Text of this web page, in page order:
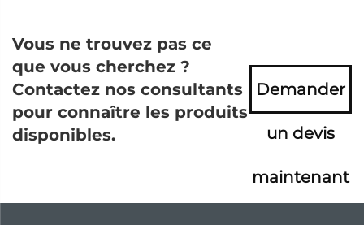
Vous ne trouvez pas ce
que vous cherchez ?
Contactez nos consultants
pour connaître les produits
disponibles.
Demander
un devis
maintenant